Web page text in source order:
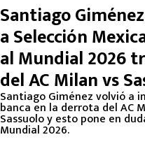
Santiago
a Selección
al Mundial 2026
del AC Milan vs
Santiago Giménez volvió a
banca en la derrota del AC
Sassuolo y esto pone en
Mundial 2026.